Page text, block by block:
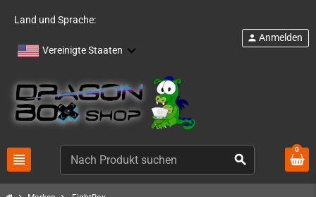
Land und Sprache:
Vereinigte Staaten
view_headline search
person Anmelden
0